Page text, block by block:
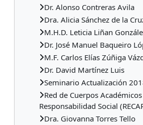
Dr. Alonso Contreras Avila
Dra. Alicia Sánchez de la
M.H.D. Leticia Liñan
Dr. José Manuel Baqueiro
M.F. Carlos Elías Zúñiga
Dr. David Martínez Luis
Seminario Actualización
Red de Cuerpos
Responsabilidad Social
Dra. Giovanna Torres Tello